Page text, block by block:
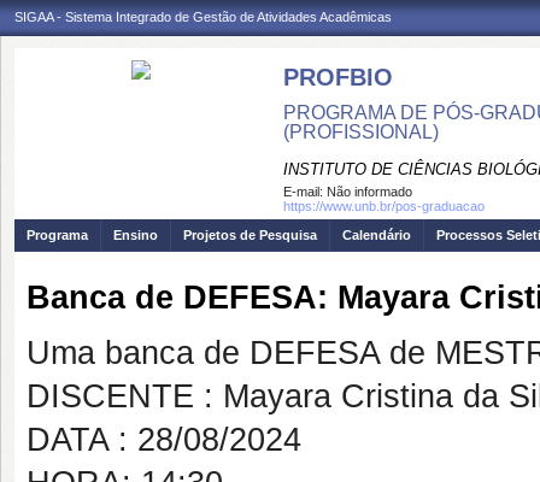
SIGAA - Sistema Integrado de Gestão de Atividades Acadêmicas
PROFBIO
PROGRAMA DE PÓS-
(PROFISSIONAL)
INSTITUTO DE CIÊNCIAS
E-mail: Não informado
https://www.unb.br/pos-graduacao
Programa
Ensino Projetos de Pesquisa Calendário Processos
Banca de DEFESA: Mayara
Uma banca de DEFESA de
DISCENTE : Mayara Cristina da
DATA : 28/08/2024